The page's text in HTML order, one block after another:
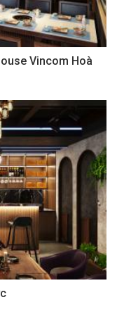
Vincom Hoà